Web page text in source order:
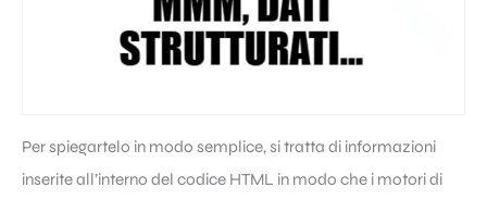
Per spiegartelo in modo semplice, si tratta di informazioni
inserite all’interno del codice HTML in modo che i motori di